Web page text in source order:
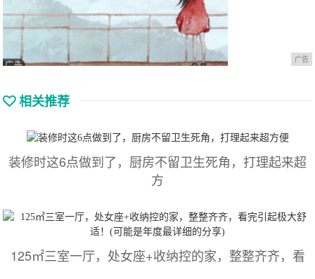
广告
相关推荐
装修时这6点做到了，厨房不留卫生死角，打理起来超
方
125㎡三室一厅，处女座+收纳控的家，整整齐齐，看